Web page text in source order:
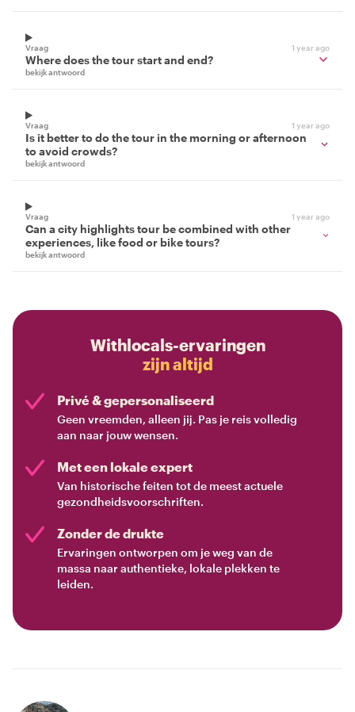
Vraag 1 year ago
Where does the tour start and end?
bekijk antwoord
Vraag 1 year ago
Is it better to do the tour in the morning or afternoon
to avoid crowds?
bekijk antwoord
Vraag 1 year ago
Can a city highlights tour be combined with other
experiences, like food or bike tours?
bekijk antwoord
Withlocals-ervaringen
zijn altijd
Privé & gepersonaliseerd
Geen vreemden, alleen jij. Pas je reis volledig
aan naar jouw wensen.
Met een lokale expert
Van historische feiten tot de meest actuele
gezondheidsvoorschriften.
Zonder de drukte
Ervaringen ontworpen om je weg van de
massa naar authentieke, lokale plekken te
leiden.